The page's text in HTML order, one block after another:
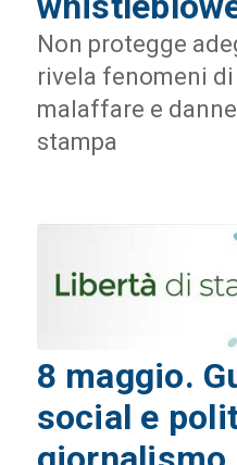
Non protegge
rivela fenomeni
malaffare e
stampa
8 maggio.
social e